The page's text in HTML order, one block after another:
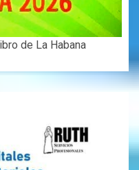
de La Habana